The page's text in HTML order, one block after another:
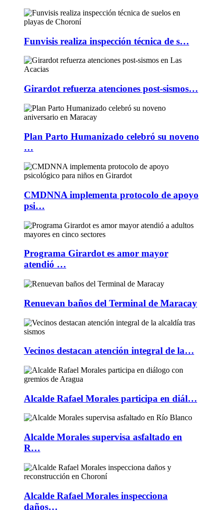
Funvisis realiza inspección técnica de s…
Girardot refuerza atenciones post-sismos…
Plan Parto Humanizado celebró su noveno
…
CMDNNA implementa protocolo de apoyo
psi…
Programa Girardot es amor mayor
atendió …
Renuevan baños del Terminal de Maracay
Vecinos destacan atención integral de la…
Alcalde Rafael Morales participa en diál…
Alcalde Morales supervisa asfaltado en
R…
Alcalde Rafael Morales inspecciona
daños…